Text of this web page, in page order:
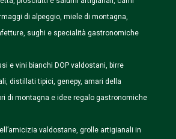
di alpeggio, miele di montagna,
sughi e specialità gastronomiche
e vini bianchi DOP valdostani, birre
distillati tipici, genepy, amari della
di montagna e idee regalo gastronomiche
valdostane, grolle artigianali in